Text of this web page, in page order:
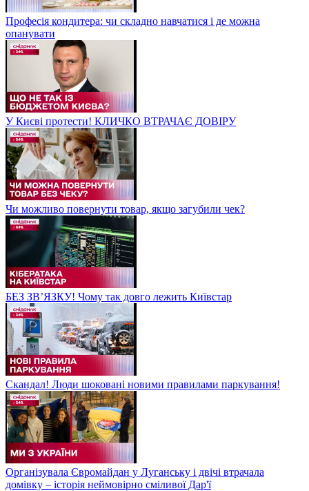
Професія кондитера: чи складно навчатися і де можна
опанувати
У Києві протести! КЛИЧКО ВТРАЧАЄ ДОВІРУ
Чи можливо повернути товар, якщо загубили чек?
БЕЗ ЗВʼЯЗКУ! Чому так довго лежить Київстар
Скандал! Люди шоковані новими правилами паркування!
Організувала Євромайдан у Луганську і двічі втрачала
домівку – історія неймовірно сміливої Дар'ї